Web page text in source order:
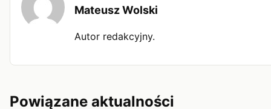
Mateusz Wolski
Autor redakcyjny.
Powiązane aktualności